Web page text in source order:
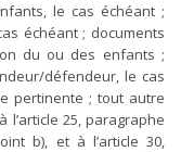
le cas échéant ;
échéant ; documents
du ou des enfants ;
défendeur, le cas
pertinente ; tout autre
l’article 25, paragraphe
b), et à l’article 30,